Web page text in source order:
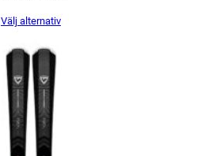
priset
8490 kr.
Välj alternativ